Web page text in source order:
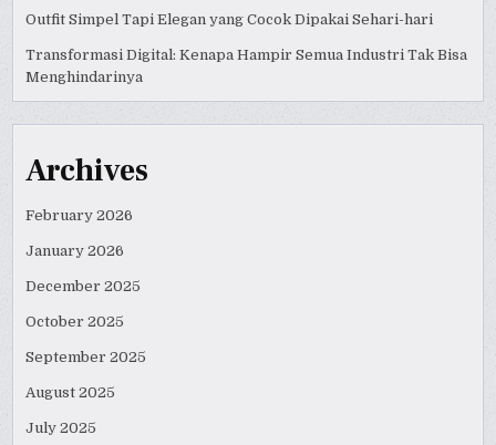
Outfit Simpel Tapi Elegan yang Cocok Dipakai Sehari-hari
Transformasi Digital: Kenapa Hampir Semua Industri Tak Bisa
Menghindarinya
Archives
February 2026
January 2026
December 2025
October 2025
September 2025
August 2025
July 2025